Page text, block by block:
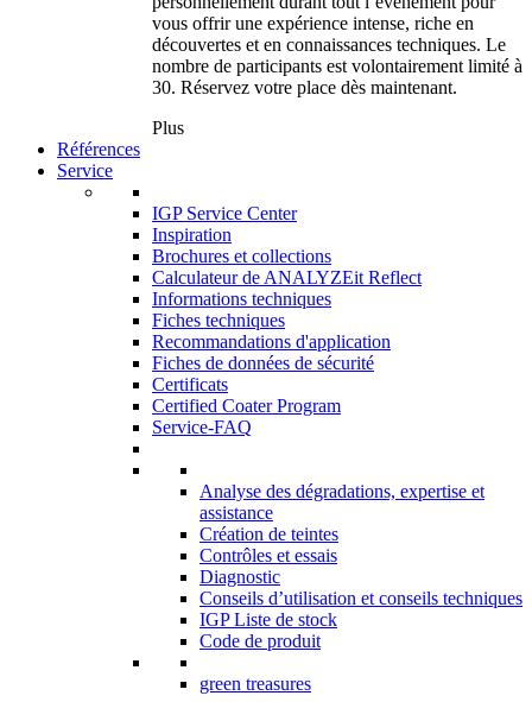
vous offrir une expérience intense, riche en
découvertes et en connaissances techniques. Le
nombre de participants est volontairement limité à
30. Réservez votre place dès maintenant.
Plus
Références
Service
IGP Service Center
Inspiration
Brochures et collections
Calculateur de ANALYZEit Reflect
Informations techniques
Fiches techniques
Recommandations d'application
Fiches de données de sécurité
Certificats
Certified Coater Program
Service-FAQ
Analyse des dégradations, expertise et
assistance
Création de teintes
Contrôles et essais
Diagnostic
Conseils d’utilisation et conseils techniques
IGP Liste de stock
Code de produit
green treasures